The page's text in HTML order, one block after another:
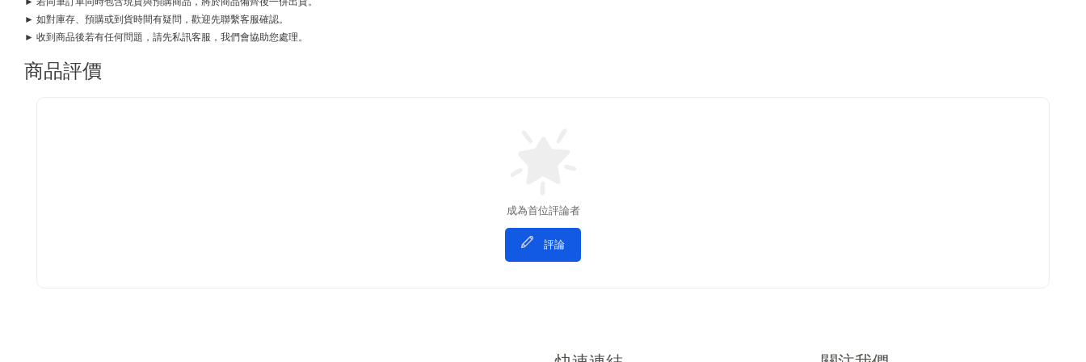
► 如對庫存、預購或到貨時間有疑問，歡迎先聯繫客服確認。
► 收到商品後若有任何問題，請先私訊客服，我們會協助您處理。
商品評價
成為首位評論者
評論